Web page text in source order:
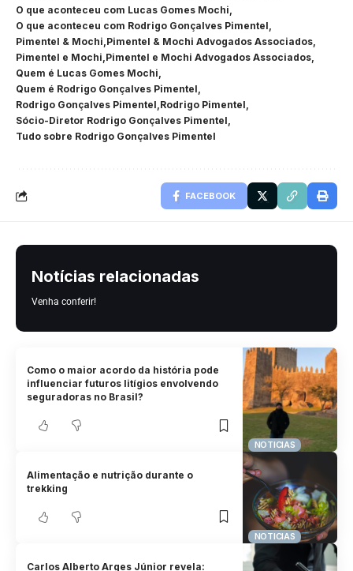
O que aconteceu com Lucas Gomes Mochi
O que aconteceu com Rodrigo Gonçalves Pimentel
Pimentel & Mochi Pimentel & Mochi Advogados Associados
Pimentel e Mochi Pimentel e Mochi Advogados Associados
Quem é Lucas Gomes Mochi
Quem é Rodrigo Gonçalves Pimentel
Rodrigo Gonçalves Pimentel Rodrigo Pimentel
Sócio-Diretor Rodrigo Gonçalves Pimentel
Tudo sobre Rodrigo Gonçalves Pimentel
FACEBOOK
Notícias relacionadas
Venha conferir!
NOTICIAS
Como o maior acordo da história pode
influenciar futuros litígios envolvendo
seguradoras no Brasil?
NOTICIAS
Alimentação e nutrição durante o
trekking
Carlos Alberto Arges Júnior revela: